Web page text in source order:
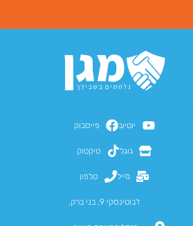
יוטיוב פייסבוק
גוגל טיקטוק
מייל טלפון
ז'בוטינסקי 9, בני ברק,